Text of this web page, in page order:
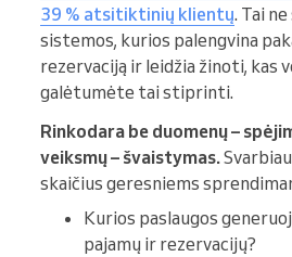
39 % atsitiktinių klientų. Tai
sistemos, kurios palengvina
rezervaciją ir leidžia žinoti, kas
galėtumėte tai stiprinti.
Rinkodara be duomenų –
veiksmų – švaistymas.
skaičius geresniems
Kurios paslaugos
pajamų ir rezervacijų?